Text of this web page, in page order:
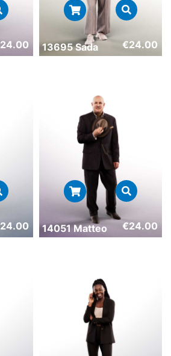
24.00 13695 Sada €24.00
24.00 14051 Matteo €24.00